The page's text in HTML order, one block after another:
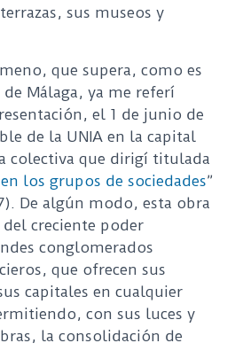
sus museos y
que supera, como es
Málaga, ya me referí
el 1 de junio de
de la UNIA en la capital
colectiva que dirigí titulada
los grupos de sociedades”
De algún modo, esta obra
creciente poder
conglomerados
que ofrecen sus
capitales en cualquier
con sus luces y
la consolidación de